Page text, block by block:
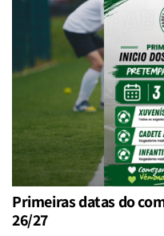
Primeiras datas do
26/27